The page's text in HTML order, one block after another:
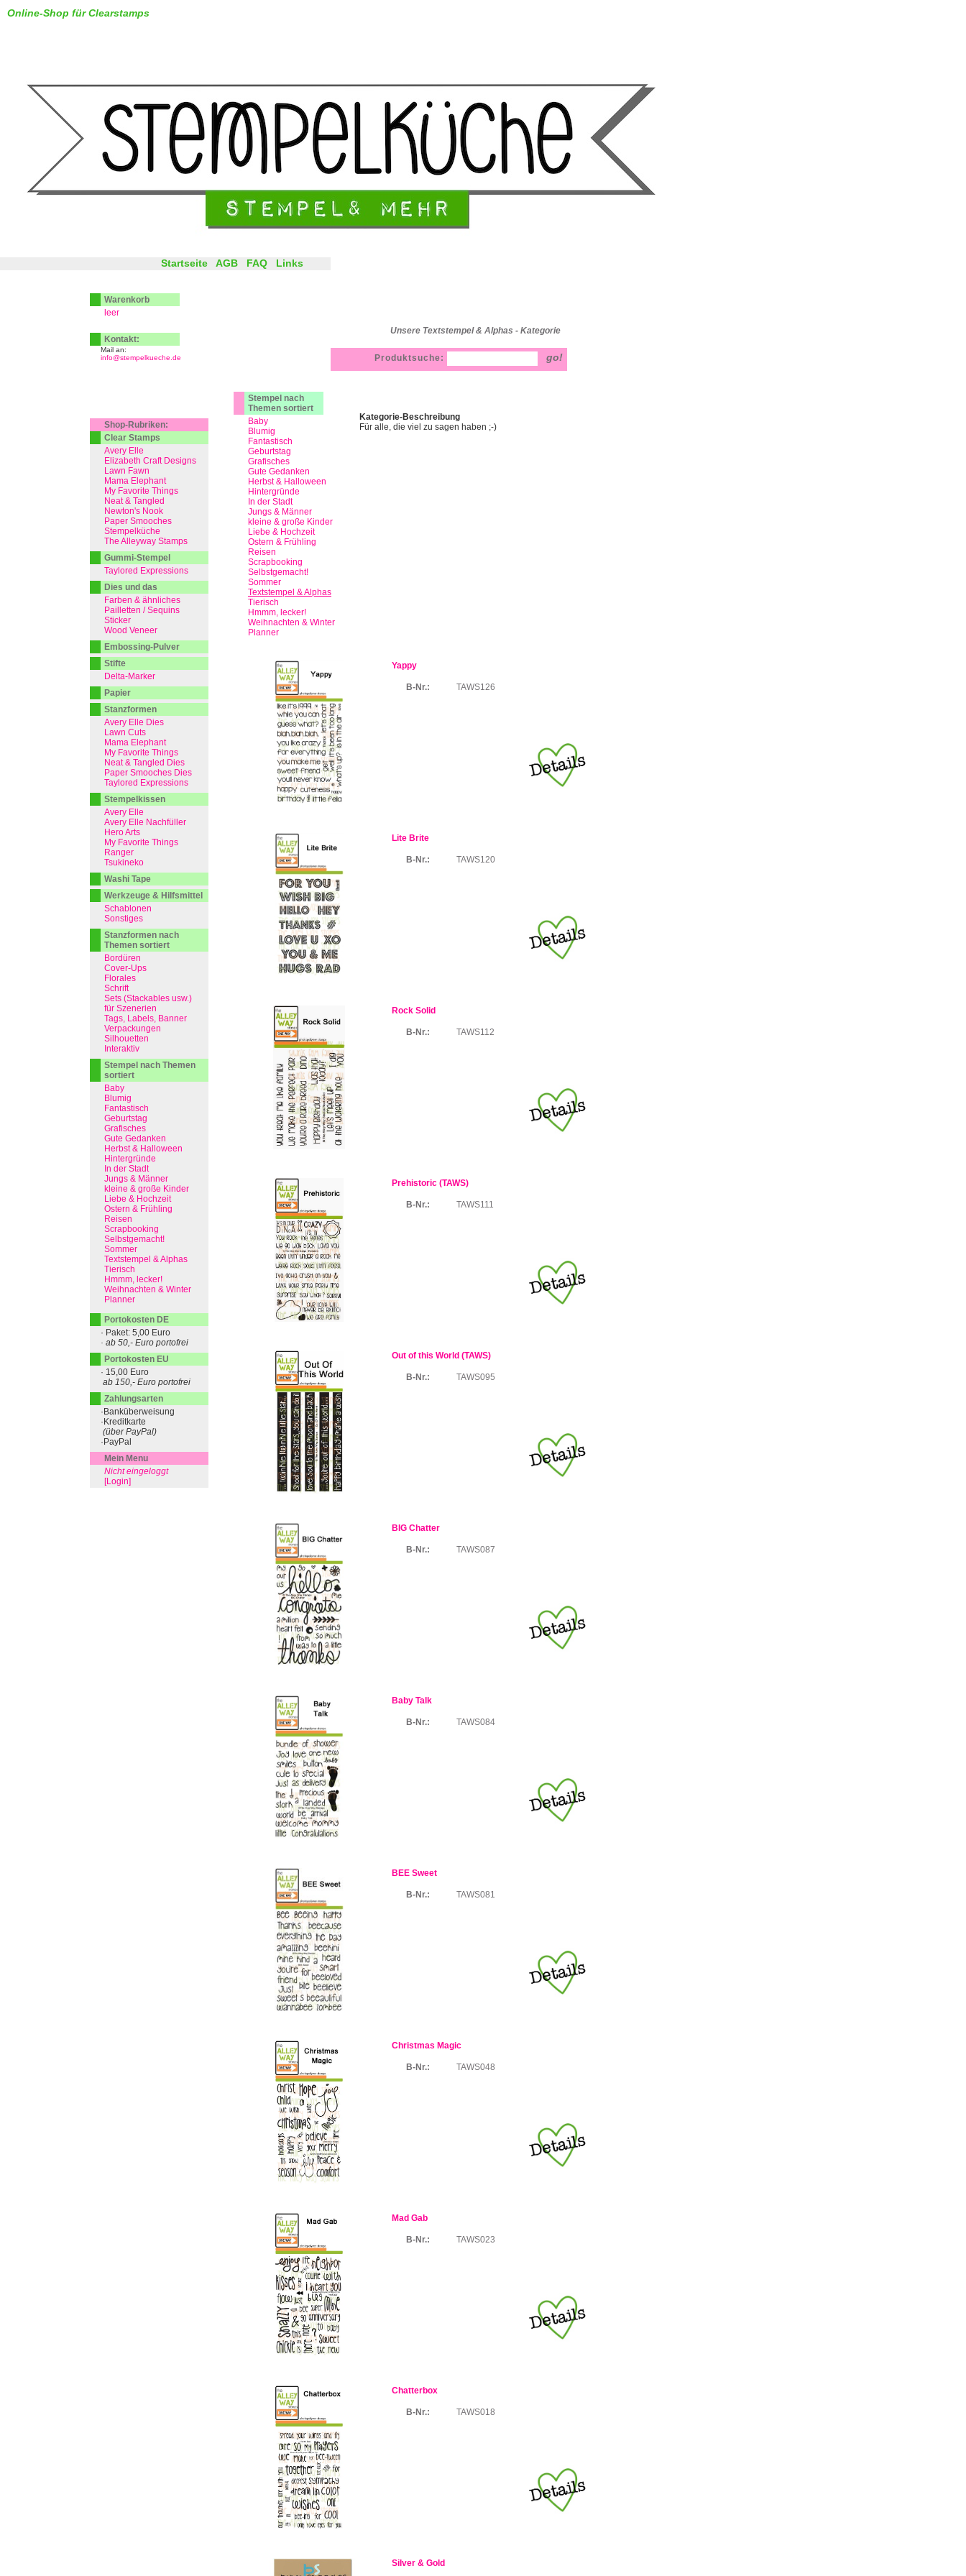
Unsere Textstempel & Alphas - Kategorie
Online-Shop für Clearstamps
Stempel nach
Themen sortiert
Baby
Blumig
Fantastisch
Geburtstag
Grafisches
Gute Gedanken
Herbst & Halloween
Hintergründe
In der Stadt
Jungs & Männer
kleine & große Kinder
Liebe & Hochzeit
Ostern & Frühling
Reisen
Scrapbooking
Selbstgemacht!
Sommer
Textstempel & Alphas
Tierisch
Hmmm, lecker!
Weihnachten & Winter
Planner
Kategorie-Beschreibung
Für alle, die viel zu sagen haben ;-)
Yappy
B-Nr.: TAWS126
Lite Brite
B-Nr.: TAWS120
Rock Solid
B-Nr.: TAWS112
Prehistoric (TAWS)
B-Nr.: TAWS111
Out of this World (TAWS)
B-Nr.: TAWS095
BIG Chatter
B-Nr.: TAWS087
Baby Talk
B-Nr.: TAWS084
BEE Sweet
B-Nr.: TAWS081
Christmas Magic
B-Nr.: TAWS048
Mad Gab
B-Nr.: TAWS023
Chatterbox
B-Nr.: TAWS018
Silver & Gold
Startseite AGB FAQ Links
Produktsuche:
Warenkorb
leer
Kontakt:
Mail an:
info@stempelkueche.de
Shop-Rubriken:
Clear Stamps
Avery Elle
Elizabeth Craft Designs
Lawn Fawn
Mama Elephant
My Favorite Things
Neat & Tangled
Newton's Nook
Paper Smooches
Stempelküche
The Alleyway Stamps
Gummi-Stempel
Taylored Expressions
Dies und das
Farben & ähnliches
Pailletten / Sequins
Sticker
Wood Veneer
Embossing-Pulver
Stifte
Delta-Marker
Papier
Stanzformen
Avery Elle Dies
Lawn Cuts
Mama Elephant
My Favorite Things
Neat & Tangled Dies
Paper Smooches Dies
Taylored Expressions
Stempelkissen
Avery Elle
Avery Elle Nachfüller
Hero Arts
My Favorite Things
Ranger
Tsukineko
Washi Tape
Werkzeuge & Hilfsmittel
Schablonen
Sonstiges
Stanzformen nach
Themen sortiert
Bordüren
Cover-Ups
Florales
Schrift
Sets (Stackables usw.)
für Szenerien
Tags, Labels, Banner
Verpackungen
Silhouetten
Interaktiv
Stempel nach Themen
sortiert
Baby
Blumig
Fantastisch
Geburtstag
Grafisches
Gute Gedanken
Herbst & Halloween
Hintergründe
In der Stadt
Jungs & Männer
kleine & große Kinder
Liebe & Hochzeit
Ostern & Frühling
Reisen
Scrapbooking
Selbstgemacht!
Sommer
Textstempel & Alphas
Tierisch
Hmmm, lecker!
Weihnachten & Winter
Planner
Portokosten DE
· Paket: 5,00 Euro
· ab 50,- Euro portofrei
Portokosten EU
· 15,00 Euro
ab 150,- Euro portofrei
Zahlungsarten
·Banküberweisung
·Kreditkarte
(über PayPal)
·PayPal
Mein Menu
Nicht eingeloggt
[Login]